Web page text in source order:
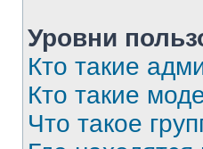
Уровни
Кто такие
Кто такие
Что такое